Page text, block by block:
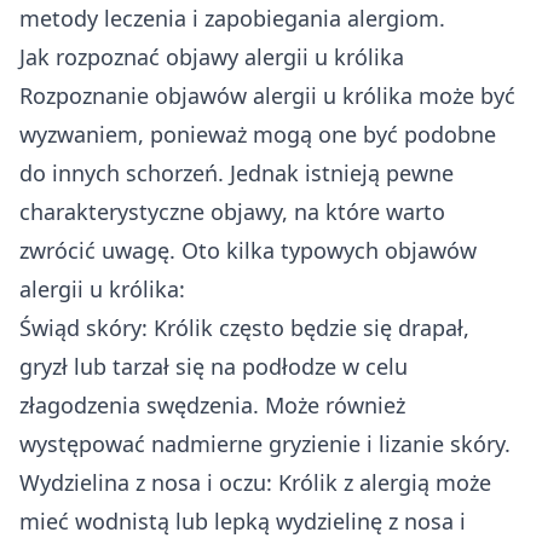
metody leczenia i zapobiegania alergiom.
Jak rozpoznać objawy alergii u królika
Rozpoznanie objawów alergii u królika może być
wyzwaniem, ponieważ mogą one być podobne
do innych schorzeń. Jednak istnieją pewne
charakterystyczne objawy, na które warto
zwrócić uwagę. Oto kilka typowych objawów
alergii u królika:
Świąd skóry: Królik często będzie się drapał,
gryzł lub tarzał się na podłodze w celu
złagodzenia swędzenia. Może również
występować nadmierne gryzienie i lizanie skóry.
Wydzielina z nosa i oczu: Królik z alergią może
mieć wodnistą lub lepką wydzielinę z nosa i